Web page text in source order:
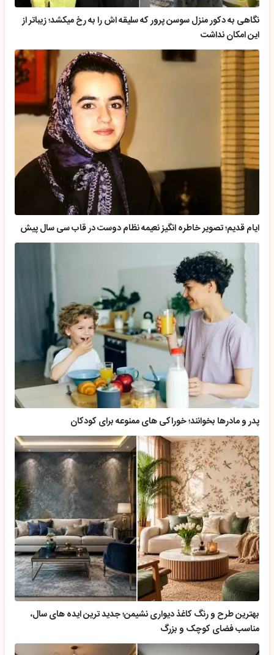
نگاهی به دکور منزل سوسن پرور که سلیقه اش را به رخ میکشد؛ زیباتر از
این امکان نداشت
ایام قدیم؛ تصویر خاطره انگیز نعیمه نظام دوست در قاب سی سال پیش
پدر و مادرها بخوانند؛ خوراکی های ممنوعه برای کودکان
بهترین طرح و رنگ کاغذ دیواری نشیمن؛ جدید ترین ایده های سال،
مناسب فضای کوچک و بزرگ